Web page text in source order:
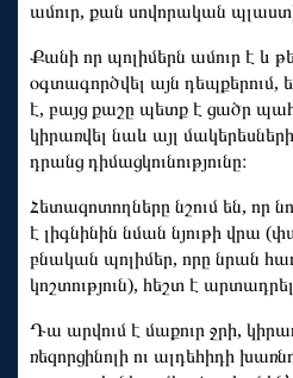
ամուր, քան սովորական
Քանի որ պոլիմերն ամուր է և
օգտագործվել այն դեպքերում,
է, բայց քաշը պետք է ցածր
կիրառվել նաև այլ
դրանց դիմացկունությունը։
Հետազոտողները նշում են, որ
է լիգնինին նման նյութի վրա
բնական պոլիմեր, որը նրան
կոշտություն), հեշտ է
Դա արվում է մաքուր ջրի,
ռեզորցինոլի ու ալդեհիդի